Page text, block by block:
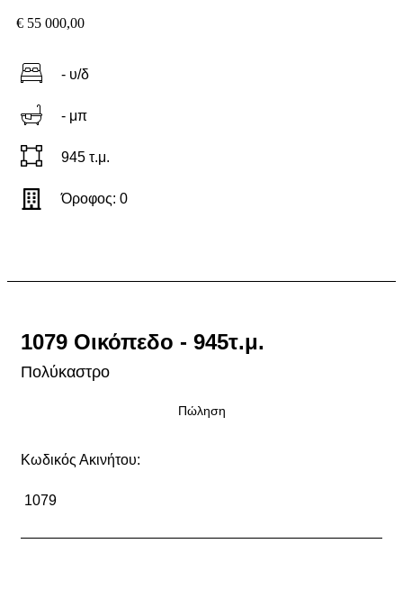
€ 55 000,00
- υ/δ
- μπ
945 τ.μ.
Όροφος: 0
1079 Οικόπεδο - 945τ.μ.
Πολύκαστρο
Πώληση
Κωδικός Ακινήτου:
1079